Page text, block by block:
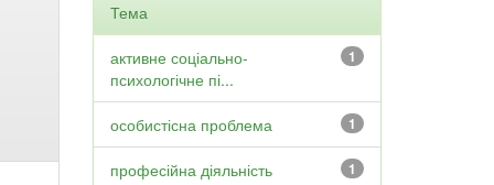
Тема
1
активне соціально-
психологічне пі...
1
особистісна проблема
1
професійна діяльність